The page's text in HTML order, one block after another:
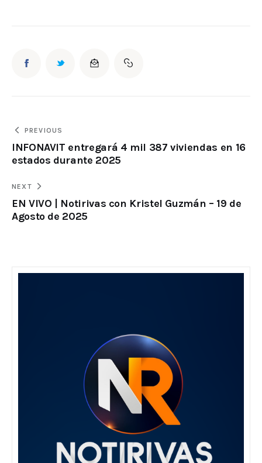
PREVIOUS
INFONAVIT entregará 4 mil 387 viviendas en 16
estados durante 2025
NEXT
EN VIVO | Notirivas con Kristel Guzmán – 19 de
Agosto de 2025